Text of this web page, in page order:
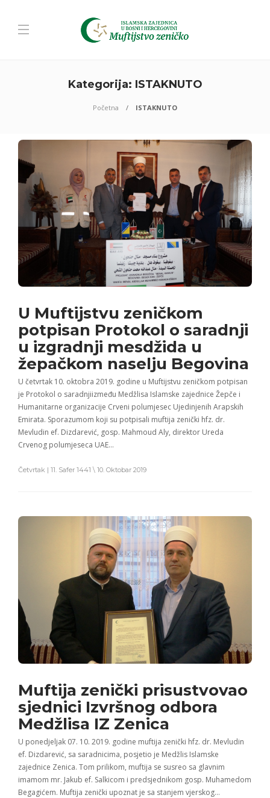
Kategorija: ISTAKNUTO
Početna ISTAKNUTO
U Muftijstvu zeničkom
potpisan Protokol o saradnji
u izgradnji mesdžida u
žepačkom naselju Begovina
U četvrtak 10. oktobra 2019. godine u Muftijstvu zeničkom potpisan
je Protokol o saradnjiizmeđu Medžlisa Islamske zajednice Žepče i
Humanitarne organizacije Crveni polumjesec Ujedinjenih Arapskih
Emirata. Sporazumom koji su potpisali muftija zenički hfz. dr.
Mevludin ef. Dizdarević, gosp. Mahmoud Aly, direktor Ureda
Crvenog polumjeseca UAE…
Četvrtak | 11. Safer 1441 \ 10. Oktobar 2019
Muftija zenički prisustvovao
sjednici Izvršnog odbora
Medžlisa IZ Zenica
U ponedjeljak 07. 10. 2019. godine muftija zenički hfz. dr. Mevludin
ef. Dizdarević, sa saradnicima, posjetio je Medžlis Islamske
zajednice Zenica. Tom prilikom, muftija se susreo sa glavnim
imamom mr. Jakub ef. Salkicom i predsjednikom gosp. Muhamedom
Begagićem. Muftija zenički upoznat je sa stanjem vjerskog…